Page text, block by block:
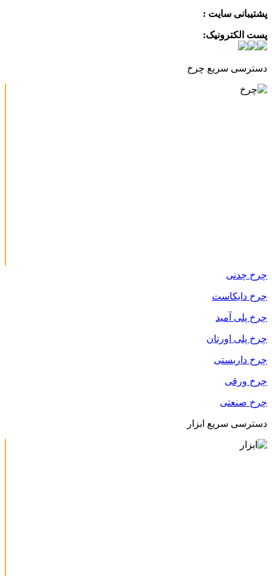
پشتیبانی سایت :
پست الکترونیک:
دسترسی سریع چرخ
چرخ چدنی
چرخ دایکاست
چرخ پلی آمید
چرخ پلی اورتان
چرخ داربستی
چرخ ورقی
چرخ صنعتی
دسترسی سریع ابزار